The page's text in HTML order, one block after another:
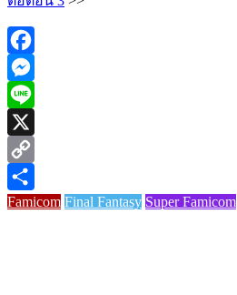
Facebook
Messenger
Line
X
Copy
Link
Share
Famicom Final Fantasy Super Famicom